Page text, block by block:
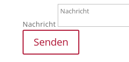
Nachricht
Senden